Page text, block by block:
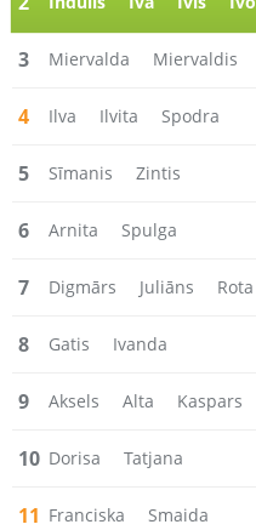
3 Miervalda Miervaldis
4 Ilva Ilvita Spodra
5 Sīmanis Zintis
6 Arnita Spulga
7 Digmārs Juliāns Rota
8 Gatis Ivanda
9 Aksels Alta Kaspars
10 Dorisa Tatjana
11 Franciska Smaida